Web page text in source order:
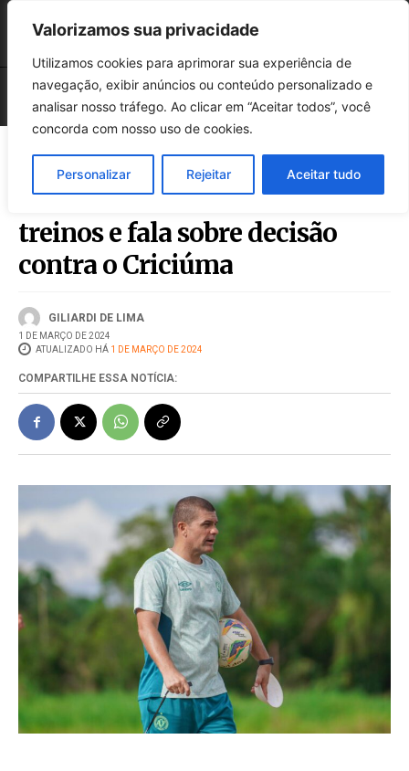
Valorizamos sua privacidade
Utilizamos cookies para aprimorar sua experiência de
navegação, exibir anúncios ou conteúdo personalizado e
analisar nosso tráfego. Ao clicar em “Aceitar todos”, você
concorda com nosso uso de cookies.
Personalizar Rejeitar Aceitar tudo
Técnico avalia semana de
treinos e fala sobre decisão
contra o Criciúma
GILIARDI DE LIMA
1 DE MARÇO DE 2024
ATUALIZADO HÁ 1 DE MARÇO DE 2024
COMPARTILHE ESSA NOTÍCIA: